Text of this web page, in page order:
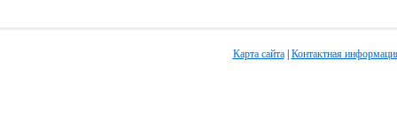
Карта сайта| Контактная